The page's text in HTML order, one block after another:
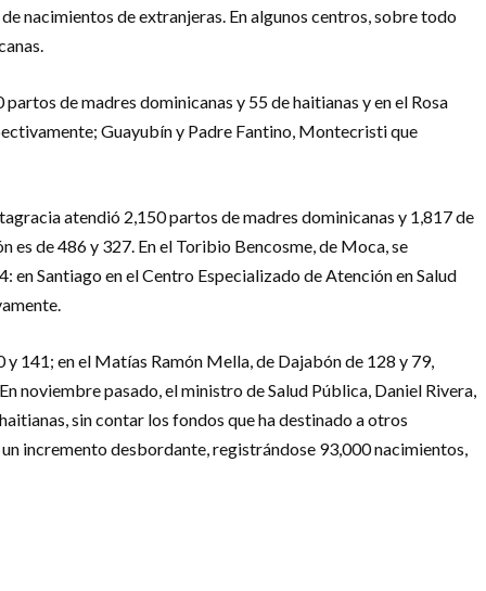
nacimientos de extranjeras. En algunos centros, sobre todo
de madres dominicanas y 55 de haitianas y en el Rosa
Guayubín y Padre Fantino, Montecristi que
atendió 2,150 partos de madres dominicanas y 1,817 de
de 486 y 327. En el Toribio Bencosme, de Moca, se
Santiago en el Centro Especializado de Atención en Salud
141; en el Matías Ramón Mella, de Dajabón de 128 y 79,
noviembre pasado, el ministro de Salud Pública, Daniel Rivera,
sin contar los fondos que ha destinado a otros
incremento desbordante, registrándose 93,000 nacimientos,